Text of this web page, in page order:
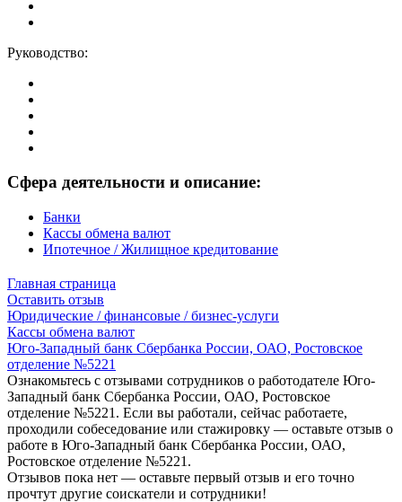
Руководство:
Сфера деятельности и описание:
Банки
Кассы обмена валют
Ипотечное / Жилищное кредитование
Главная страница
Оставить отзыв
Юридические / финансовые / бизнес-услуги
Кассы обмена валют
Юго-Западный банк Сбербанка России, ОАО, Ростовское
отделение №5221
Ознакомьтесь с отзывами сотрудников о работодателе Юго-
Западный банк Сбербанка России, ОАО, Ростовское
отделение №5221. Если вы работали, сейчас работаете,
проходили собеседование или стажировку — оставьте отзыв о
работе в Юго-Западный банк Сбербанка России, ОАО,
Ростовское отделение №5221.
Отзывов пока нет — оставьте первый отзыв и его точно
прочтут другие соискатели и сотрудники!